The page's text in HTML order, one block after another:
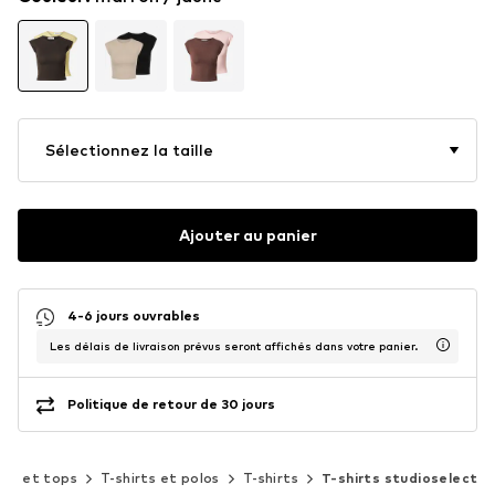
Sélectionnez la taille
Ajouter au panier
4-6 jours ouvrables
Les délais de livraison prévus seront affichés dans votre panier.
Politique de retour de 30 jours
et tops T-shirts et polos T-shirts T-shirts studioselect